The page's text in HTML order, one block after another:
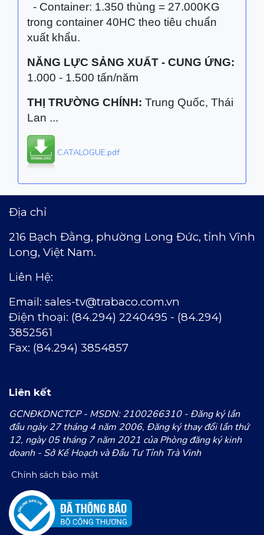
- Container: 1.350 thùng = 27.000KG
trong container 40HC theo tiêu chuẩn
xuất khẩu.
NĂNG LỰC SẢNG XUẤT - CUNG ỨNG:
1.000 - 1.500 tấn/năm
THỊ TRƯỜNG CHÍNH: Trung Quốc, Thái
Lan ...
CATALOGUE.pdf
Địa chỉ
216 Bạch Đằng, phường Long Đức, tỉnh Vĩnh
Long, Việt Nam.
Liên Hệ:
Email: sales-tv@trabaco.com.vn
Ðiện thoại: (84.294) 2240495 - (84.294)
3852561
Fax: (84.294) 3854857
Liên kết
GCNĐKDNCTCP - MSDN: 2100266310 - Đăng ký lần
đầu ngày 27 tháng 4 năm 2006, Đăng ký thay đổi lần thứ
12, ngày 05 tháng 7 năm 2021 của Phòng đăng ký kinh
doanh - Sở Kế Hoạch và Đầu Tư Tỉnh Trà Vinh
Chính sách bảo mật